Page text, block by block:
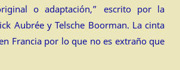
o adaptación,” escrito por la
Aubrée y Telsche Boorman. La cinta
Francia por lo que no es extraño que